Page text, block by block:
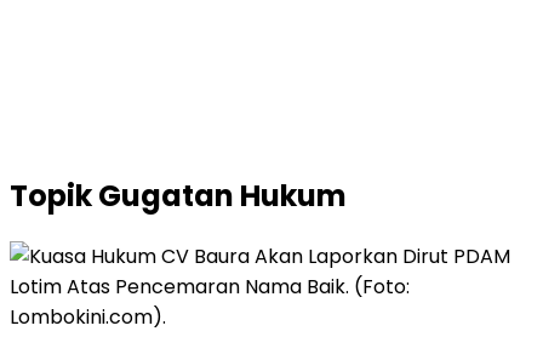
TopikGugatan Hukum